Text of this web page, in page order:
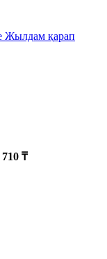
Жылдам қарап
710 ₸